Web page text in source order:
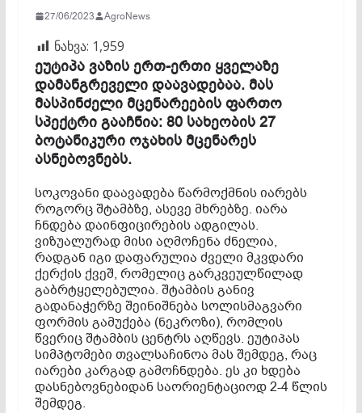
27/06/2023 AgroNews
ნახვა: 1,959
ეუტიპა ვაზის ერთ-ერთი ყველაზე
დამანგრეველი დაავადებაა. მას
მასპინძელი მცენარეების ფართო
სპექტრი გააჩნია: 80 სახეობის 27
ბოტანიკური ოჯახის მცენარეს
ასნებოვნებს.
სოკოვანი დაავადება წარმოქმნის იარებს
როგორც შტამბზე, ასევე მხრებზე. იარა
ჩნდება დაინფიცირების ადგილას.
ვიზუალურად მისი აღმოჩენა ძნელია,
რადგან იგი დაფარულია ძველი მკვდარი
ქერქის ქვეშ, რომელიც გარკვეულწილად
გაბრტყელებულია. შტამბის განივ
გადანაჭერზე შეინიშნება სოლისმაგვარი
ფორმის გამუქება (ნეკროზი), რომლის
წვერიც შტამბის ცენტრს აღწევს. ეუტიპას
სიმპტომები თვალსაჩინოა მას შემდეგ, რაც
იარები კარგად გამოჩნდება. ეს კი ხდება
დასნებოვნებიდან საორიენტაციოდ 2-4 წლის
შემდეგ.